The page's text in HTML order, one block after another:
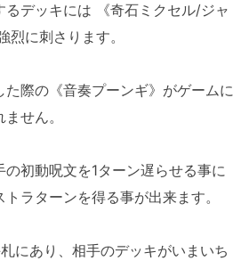
るデッキには 《奇石ミクセル/ジャ
烈に刺さります。
際の《音奏プーンギ》がゲームに
せん。
初動呪文を1ターン遅らせる事に
ラターンを得る事が出来ます。
にあり、相手のデッキがいまいち